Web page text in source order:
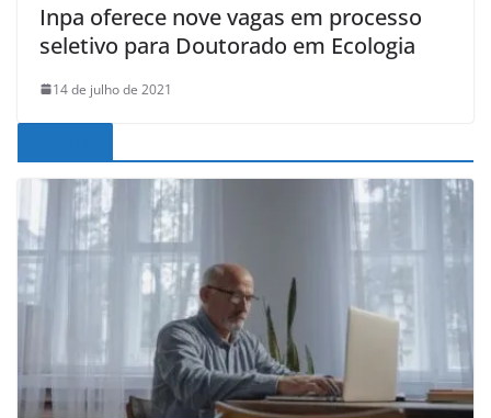
Inpa oferece nove vagas em processo
seletivo para Doutorado em Ecologia
14 de julho de 2021